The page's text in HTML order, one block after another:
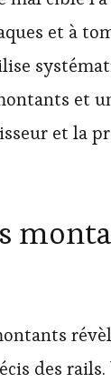
et à
et
et la
des rails.